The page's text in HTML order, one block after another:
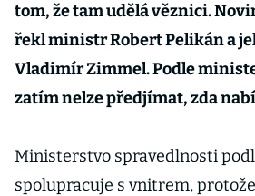
tom, že tam udělá věznici.
řekl ministr Robert Pelikán a
Vladimír Zimmel. Podle
zatím nelze předjímat, zda
Ministerstvo spravedlnosti
spolupracuje s vnitrem,